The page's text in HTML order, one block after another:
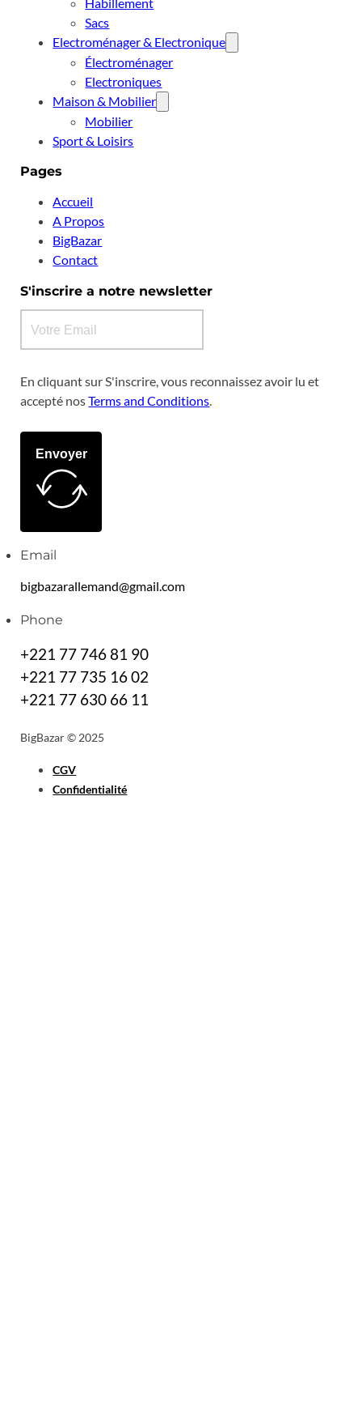
Sacs
Electroménager & Electronique
Électroménager
Electroniques
Maison & Mobilier
Mobilier
Sport & Loisirs
Pages
Accueil
A Propos
BigBazar
Contact
S'inscrire a notre newsletter
En cliquant sur S'inscrire, vous reconnaissez avoir lu et
accepté nosTerms and Conditions
Envoyer
Email
bigbazarallemand@gmail.com
Phone
+221 77 746 81 90
+221 77 735 16 02
+221 77 630 66 11
BigBazar © 2025
CGV
Confidentialité